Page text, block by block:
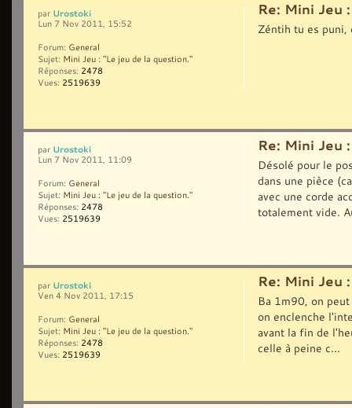
Re: Mini Jeu
Zéntih tu es
par Urostoki
Lun 7 Nov 2011, 15:52
Forum: General
Sujet: Mini Jeu : "Le jeu de la question."
Réponses: 2478
Vues: 2519639
Re: Mini Jeu
Désolé pour le
dans une pièce
avec une corde
totalement vide.
par Urostoki
Lun 7 Nov 2011, 11:09
Forum: General
Sujet: Mini Jeu : "Le jeu de la question."
Réponses: 2478
Vues: 2519639
Re: Mini Jeu
Ba 1m90, on
on enclenche
avant la fin de
celle à peine c...
par Urostoki
Ven 4 Nov 2011, 17:15
Forum: General
Sujet: Mini Jeu : "Le jeu de la question."
Réponses: 2478
Vues: 2519639